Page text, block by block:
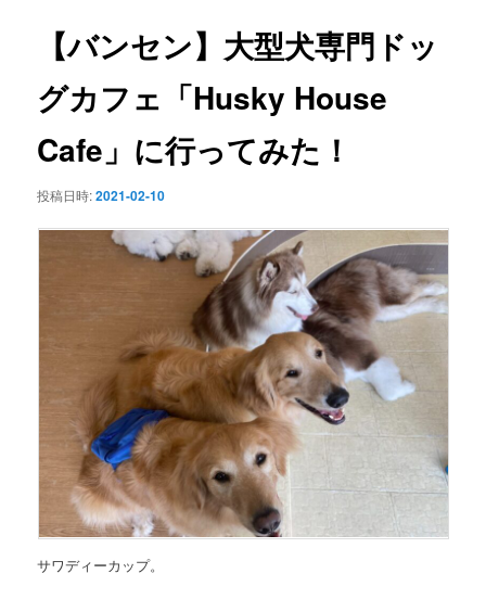
ョ
ン
【バンセン】大型犬専門ドッ
グカフェ「Husky House
Cafe」に行ってみた！
投稿日時:2021-02-10
サワディーカップ。